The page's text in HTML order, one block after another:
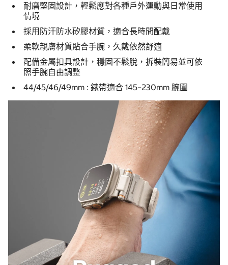
耐磨堅固設計，輕鬆應對各種戶外運動與日常使用
情境
採用防汗防水矽膠材質，適合長時間配戴
柔軟親膚材質貼合手腕，久戴依然舒適
配備金屬扣具設計，穩固不鬆脫，拆裝簡易並可依
照手腕自由調整
44/45/46/49mm : 錶帶適合 145–230mm 腕圍